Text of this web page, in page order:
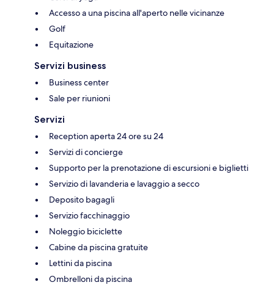
Accesso a una piscina all'aperto nelle vicinanze
Golf
Equitazione
Servizi business
Business center
Sale per riunioni
Servizi
Reception aperta 24 ore su 24
Servizi di concierge
Supporto per la prenotazione di escursioni e biglietti
Servizio di lavanderia e lavaggio a secco
Deposito bagagli
Servizio facchinaggio
Noleggio biciclette
Cabine da piscina gratuite
Lettini da piscina
Ombrelloni da piscina